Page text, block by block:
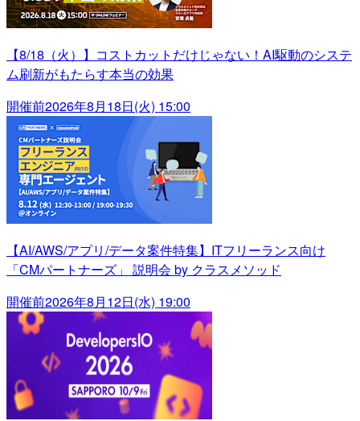
【8/18（火）】コストカットだけじゃない！AI駆動のシステ
ム刷新がもたらす本当の効果
開催前2026年8月18日(火) 15:00
【AI/AWS/アプリ/データ案件特集】ITフリーランス向け
「CMパートナーズ」 説明会 by クラスメソッド
開催前2026年8月12日(水) 19:00